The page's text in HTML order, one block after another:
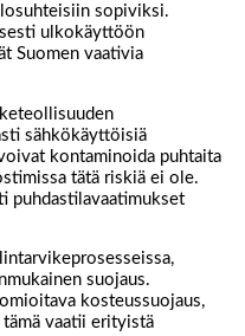
sopiviksi.
ulkokäyttöön
Suomen vaativia
sähkökäyttöisiä
kontaminoida puhtaita
tätä riskiä ei ole.
puhdastilavaatimukset
suojaus.
kosteussuojaus,
vaatii erityistä